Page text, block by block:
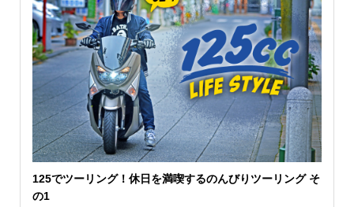
125でツーリング！休日を満喫するのんびりツーリング そ
の1